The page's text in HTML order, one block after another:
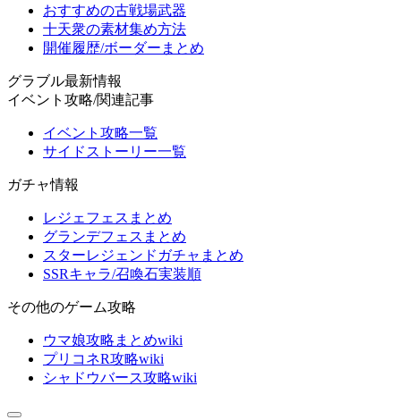
おすすめの古戦場武器
十天衆の素材集め方法
開催履歴/ボーダーまとめ
グラブル最新情報
イベント攻略/関連記事
イベント攻略一覧
サイドストーリー一覧
ガチャ情報
レジェフェスまとめ
グランデフェスまとめ
スターレジェンドガチャまとめ
SSRキャラ/召喚石実装順
その他のゲーム攻略
ウマ娘攻略まとめwiki
プリコネR攻略wiki
シャドウバース攻略wiki